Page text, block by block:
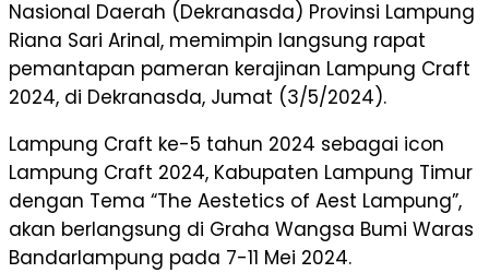
Nasional Daerah (Dekranasda) Provinsi Lampung
Riana Sari Arinal, memimpin langsung rapat
pemantapan pameran kerajinan Lampung Craft
2024, di Dekranasda, Jumat (3/5/2024).
Lampung Craft ke-5 tahun 2024 sebagai icon
Lampung Craft 2024, Kabupaten Lampung Timur
dengan Tema “The Aestetics of Aest Lampung”,
akan berlangsung di Graha Wangsa Bumi Waras
Bandarlampung pada 7-11 Mei 2024.